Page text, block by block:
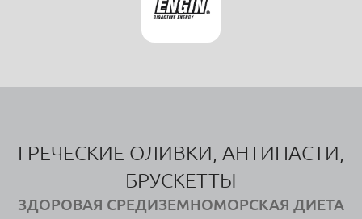
ГРЕЧЕСКИЕ ОЛИВКИ, АНТИПАСТИ,
БРУСКЕТТЫ
ЗДОРОВАЯ СРЕДИЗЕМНОМОРСКАЯ ДИЕТА